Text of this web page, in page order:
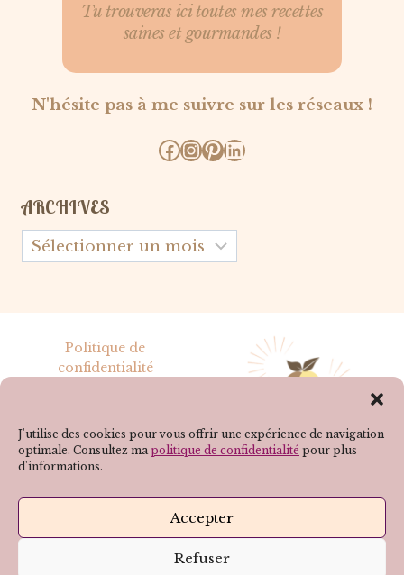
J'utilise des cookies pour vous offrir une expérience de navigation
optimale. Consultez mapolitique de confidentialité pour plus
d'informations.
Accepter
Refuser
Tu trouveras ici toutes mes recettes
saines et gourmandes !
N'hésite pas à me suivre sur les réseaux !
Facebook
Instagram
Pinterest
LinkedIn
ARCHIVES
Archives
Politique de
confidentialité
SUIVEZ-MOI SUR LES RÉSEAUX !